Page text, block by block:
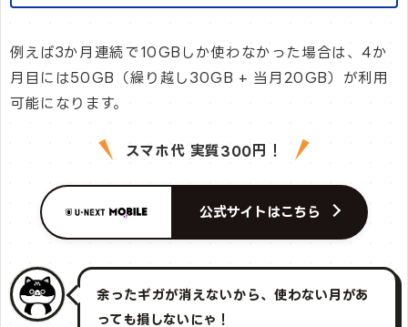
例えば3か月連続で10GBしか使わなかった場合は、4か
月目には50GB（繰り越し30GB + 当月20GB）が利用
可能になります。
スマホ代 実質300円！
公式サイトはこちら
余ったギガが消えないから、使わない月があ
っても損しないにゃ！